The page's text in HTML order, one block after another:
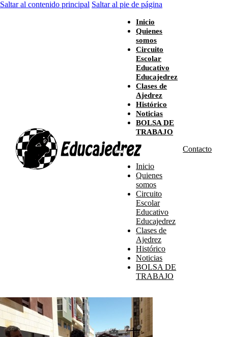
Saltar al contenido principal Saltar al pie de página
Inicio
Quienes
somos
Circuito
Escolar
Educativo
Educajedrez
Clases de
Ajedrez
Histórico
Noticias
BOLSA DE
TRABAJO
Inicio
Quienes
somos
Circuito
Escolar
Educativo
Educajedrez
Clases de
Ajedrez
Histórico
Noticias
BOLSA DE
TRABAJO
Contacto